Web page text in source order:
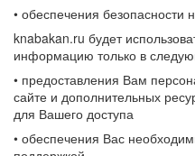
• обеспечения безопасности
knabakan.ru будет
информацию только в
• предоставления Вам
сайте и дополнительных
для Вашего доступа
• обеспечения Вас